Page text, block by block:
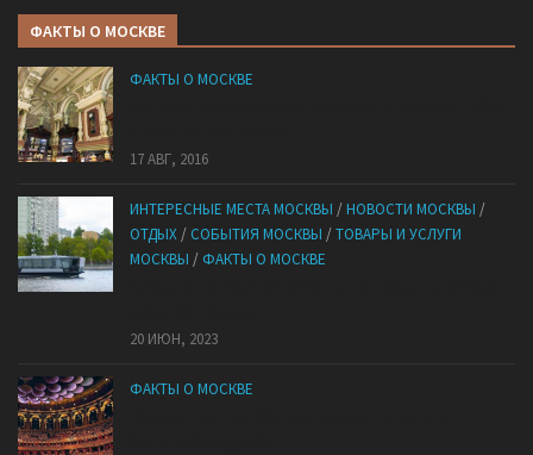
ФАКТЫ О МОСКВЕ
ФАКТЫ О МОСКВЕ
17 АВГ, 2016
ИНТЕРЕСНЫЕ МЕСТА МОСКВЫ /НОВОСТИ МОСКВЫ /
ОТДЫХ / СОБЫТИЯ МОСКВЫ /ТОВАРЫ И УСЛУГИ
МОСКВЫ / ФАКТЫ О МОСКВЕ
20 ИЮН, 2023
ФАКТЫ О МОСКВЕ